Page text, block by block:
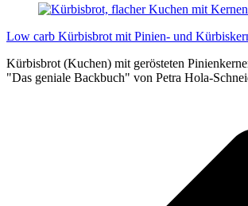
Low carb Kürbisbrot mit Pinien- und
Kürbisbrot (Kuchen) mit gerösteten
"Das geniale Backbuch" von Petra Hola-